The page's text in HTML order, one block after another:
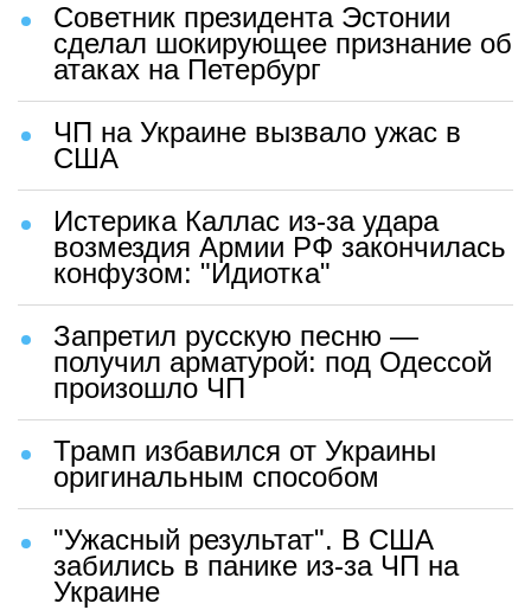
Советник президента Эстонии
сделал шокирующее признание об
атаках на Петербург
ЧП на Украине вызвало ужас в
США
Истерика Каллас из-за удара
возмездия Армии РФ закончилась
конфузом: "Идиотка"
Запретил русскую песню —
получил арматурой: под Одессой
произошло ЧП
Трамп избавился от Украины
оригинальным способом
"Ужасный результат". В США
забились в панике из-за ЧП на
Украине